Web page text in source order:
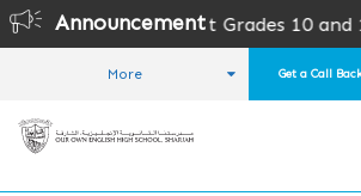
Announcement
except Grades 10 and 12 .
More Get a Call